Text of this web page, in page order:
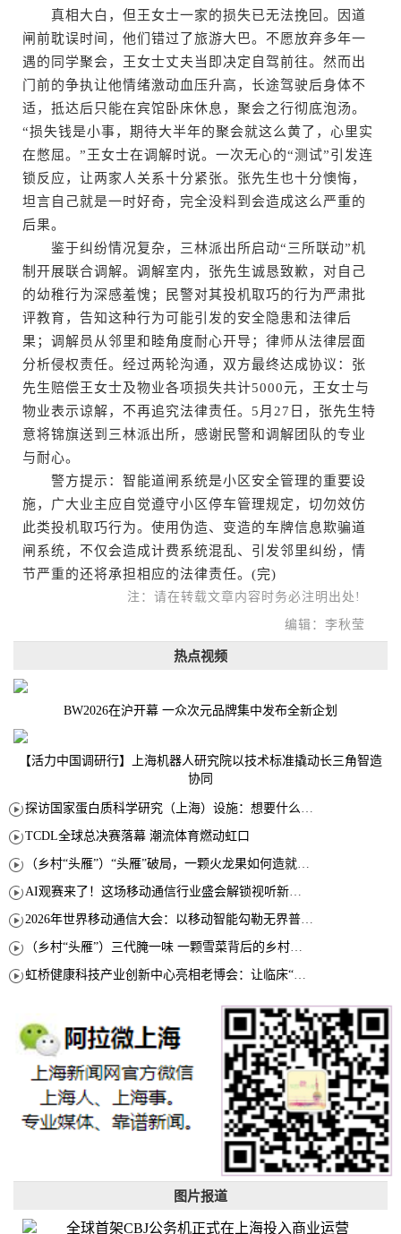
真相大白，但王女士一家的损失已无法挽回。因道
闸前耽误时间，他们错过了旅游大巴。不愿放弃多年一
遇的同学聚会，王女士丈夫当即决定自驾前往。然而出
门前的争执让他情绪激动血压升高，长途驾驶后身体不
适，抵达后只能在宾馆卧床休息，聚会之行彻底泡汤。
“损失钱是小事，期待大半年的聚会就这么黄了，心里实
在憋屈。”王女士在调解时说。一次无心的“测试”引发连
锁反应，让两家人关系十分紧张。张先生也十分懊悔，
坦言自己就是一时好奇，完全没料到会造成这么严重的
后果。
鉴于纠纷情况复杂，三林派出所启动“三所联动”机
制开展联合调解。调解室内，张先生诚恳致歉，对自己
的幼稚行为深感羞愧；民警对其投机取巧的行为严肃批
评教育，告知这种行为可能引发的安全隐患和法律后
果；调解员从邻里和睦角度耐心开导；律师从法律层面
分析侵权责任。经过两轮沟通，双方最终达成协议：张
先生赔偿王女士及物业各项损失共计5000元，王女士与
物业表示谅解，不再追究法律责任。5月27日，张先生特
意将锦旗送到三林派出所，感谢民警和调解团队的专业
与耐心。
警方提示：智能道闸系统是小区安全管理的重要设
施，广大业主应自觉遵守小区停车管理规定，切勿效仿
此类投机取巧行为。使用伪造、变造的车牌信息欺骗道
闸系统，不仅会造成计费系统混乱、引发邻里纠纷，情
节严重的还将承担相应的法律责任。(完)
注：请在转载文章内容时务必注明出处!
编辑：李秋莹
热点视频
BW2026在沪开幕 一众次元品牌集中发布全新企划
【活力中国调研行】上海机器人研究院以技术标准撬动长三角智造
协同
TCDL全球总决赛落幕 潮流体育燃动虹口
图片报道